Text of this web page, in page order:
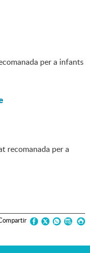
per a infants
recomanada per a